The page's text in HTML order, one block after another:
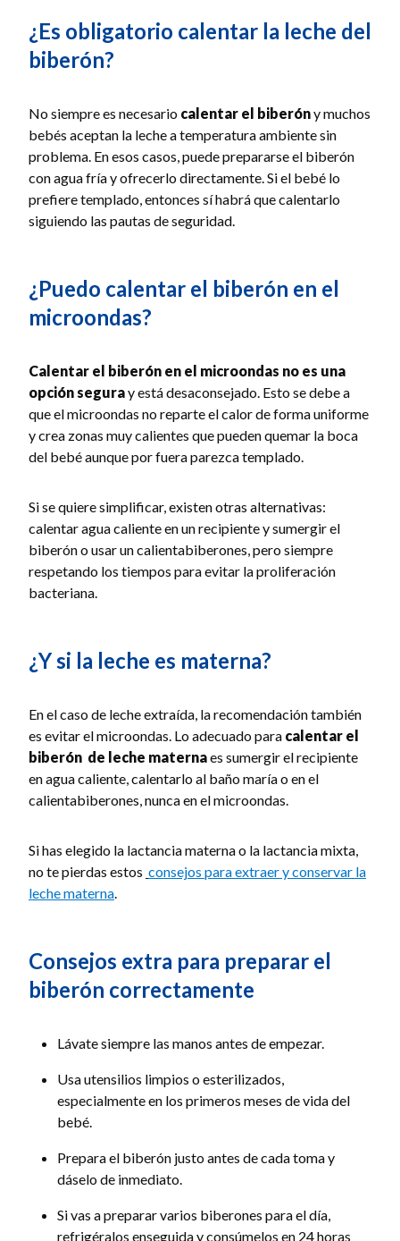
¿Es obligatorio calentar la leche del
biberón?
No siempre es necesario calentar el biberóny muchos
bebés aceptan la leche a temperatura ambiente sin
problema. En esos casos, puede prepararse el biberón
con agua fría y ofrecerlo directamente. Si el bebé lo
prefiere templado, entonces sí habrá que calentarlo
siguiendo las pautas de seguridad.
¿Puedo calentar el biberón en el
microondas?
Calentar el biberón en el microondas no es una
opción seguray está desaconsejado. Esto se debe a
que el microondas no reparte el calor de forma uniforme
y crea zonas muy calientes que pueden quemar la boca
del bebé aunque por fuera parezca templado.
Si se quiere simplificar, existen otras alternativas:
calentar agua caliente en un recipiente y sumergir el
biberón o usar un calientabiberones, pero siempre
respetando los tiempos para evitar la proliferación
bacteriana.
¿Y si la leche es materna?
En el caso de leche extraída, la recomendación también
es evitar el microondas. Lo adecuado para calentar el
biberón de leche maternaes sumergir el recipiente
en agua caliente, calentarlo al baño maría o en el
calientabiberones, nunca en el microondas.
Si has elegido la lactancia materna o la lactancia mixta,
no te pierdas estos consejos para extraer y conservar la
leche materna.
Consejos extra para preparar el
biberón correctamente
Lávate siempre las manos antes de empezar.
Usa utensilios limpios o esterilizados,
especialmente en los primeros meses de vida del
bebé.
Prepara el biberón justo antes de cada toma y
dáselo de inmediato.
Si vas a preparar varios biberones para el día,
refrigéralos enseguida y consúmelos en 24 horas